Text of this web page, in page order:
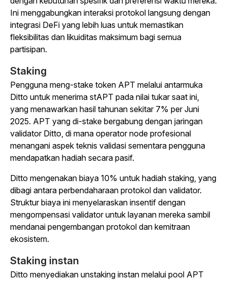
Ini menggabungkan interaksi protokol langsung dengan
integrasi DeFi yang lebih luas untuk memastikan
fleksibilitas dan likuiditas maksimum bagi semua
partisipan.
Staking
Pengguna meng-stake token APT melalui antarmuka
Ditto untuk menerima stAPT pada nilai tukar saat ini,
yang menawarkan hasil tahunan sekitar 7% per Juni
2025. APT yang di-stake bergabung dengan jaringan
validator Ditto, di mana operator node profesional
menangani aspek teknis validasi sementara pengguna
mendapatkan hadiah secara pasif.
Ditto mengenakan biaya 10% untuk hadiah staking, yang
dibagi antara perbendaharaan protokol dan validator.
Struktur biaya ini menyelaraskan insentif dengan
mengompensasi validator untuk layanan mereka sambil
mendanai pengembangan protokol dan kemitraan
ekosistem.
Staking instan
Ditto menyediakan unstaking instan melalui pool APT